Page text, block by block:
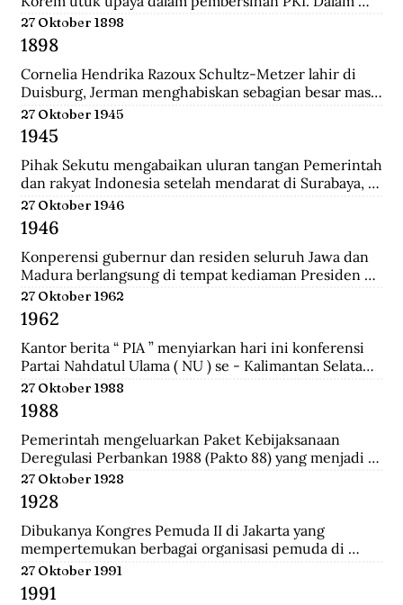
pertemuan ini mengubah jumlah wakil dari kedua
golongan yakni 27 dari Golongan Politik dan 21 dari
Golongan Karya.
27 Oktober 1898
1898
Cornelia Hendrika Razoux Schultz-Metzer lahir di
Duisburg, Jerman menghabiskan sebagian besar masa
kecilnya di Arnhem. Dia mengenyam pendidikan di
Kweekschool untuk menjadi guru. Keputusan
Pemerintah Kolonial untuk mengangkat Cornelia
sebagai anggota Dewan Rakyat memancing protes
para perempuan Indonesia.  Para perempuan
menginginkan seorang wakil perempuan Indonesia di
Volksraad. Tapi alih-alih memilih perempuan
Indonesia, pemerintah Belanda menunjuk seorang
perempuan Belanda yang aktif di organisasi
perempuan sayap IEV.
27 Oktober 1945
1945
Pihak Sekutu mengabaikan uluran tangan Pemerintah
dan rakyat Indonesia setelah mendarat di Surabaya,
dan menyerbu penjara Republik untuk membebaskan
perwira-perwira Sekutu dan pegawai RAPWI (Relief
of Allied Prisoners of War and Internees) yang
ditawan Republik.
27 Oktober 1946
1946
Konperensi gubernur dan residen seluruh Jawa dan
Madura berlangsung di tempat kediaman Presiden
Sukarno hari ini di Yogyakarta. Konperensi
membicarakan masalah kerjasama yang lebih erat
antara pemerintah dan pihak swasta.a setelah
mendarat di Surabaya, dan menyerbu penjara
Republik untuk membebaskan perwira-perwira
Sekutu dan pegawai RAPWI (Relief of Allied Prisoners
of War and Internees) yang ditawan Republik.
27 Oktober 1962
1962
Kantor berita “ PIA ” menyiarkan hari ini konferensi
Partai Nahdatul Ulama ( NU ) se - Kalimantan Selatan
meminta kepada Presiden Sukarno supaya mengubah
status Keadaan Darurat Militer menjadi Keadaan
Darurat Sipil di Kalsel.
27 Oktober 1988
1988
Pemerintah mengeluarkan Paket Kebijaksanaan
Deregulasi Perbankan 1988 (Pakto 88) yang menjadi
titik balik dari berbagai kebijaksanaan penertiban
perbankan 1971-1972. Salah satu fundamental dalam
dalam Pakto 88 adalah perijinan untuk bank devisa
yang hanya mensyaratkan tingkat kesehatan dan aset
bank telah mencapai minimal Rp. 100 juta.
27 Oktober 1928
1928
Dibukanya Kongres Pemuda II di Jakarta yang
mempertemukan berbagai organisasi pemuda di
seluruh Hindia Belanda. Dari kongres ini melahirkan
Sumpah Pemuda.
27 Oktober 1991
1991